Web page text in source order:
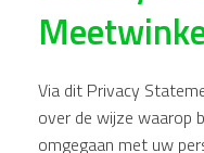
Via dit Privacy
over de wijze waarop
omgegaan met uw